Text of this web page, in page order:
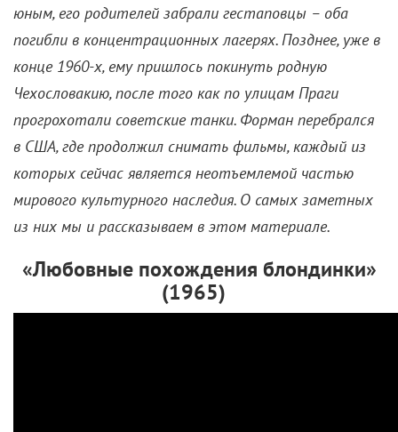
юным, его родителей забрали гестаповцы – оба
погибли в концентрационных лагерях. Позднее, уже в
конце 1960-х, ему пришлось покинуть родную
Чехословакию, после того как по улицам Праги
прогрохотали советские танки. Форман перебрался
в США, где продолжил снимать фильмы, каждый из
которых сейчас является неотъемлемой частью
мирового культурного наследия. О самых заметных
из них мы и рассказываем в этом материале.
«Любовные похождения блондинки»
(1965)